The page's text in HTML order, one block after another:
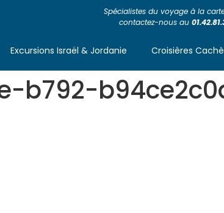
Spécialistes du voyage à la
contactez-nous au
Excursions Israël & Jordanie Croisières
b792-